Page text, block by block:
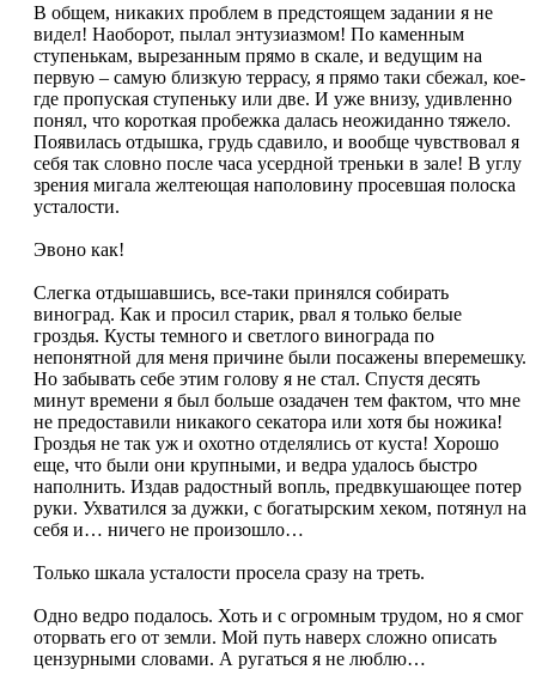
В общем, никаких проблем в предстоящем задании я не
видел! Наоборот, пылал энтузиазмом! По каменным
ступенькам, вырезанным прямо в скале, и ведущим на
первую – самую близкую террасу, я прямо таки сбежал, кое-
где пропуская ступеньку или две. И уже внизу, удивленно
понял, что короткая пробежка далась неожиданно тяжело.
Появилась отдышка, грудь сдавило, и вообще чувствовал я
себя так словно после часа усердной треньки в зале! В углу
зрения мигала желтеющая наполовину просевшая полоска
усталости.
Эвоно как!
Слегка отдышавшись, все-таки принялся собирать
виноград. Как и просил старик, рвал я только белые
гроздья. Кусты темного и светлого винограда по
непонятной для меня причине были посажены вперемешку.
Но забывать себе этим голову я не стал. Спустя десять
минут времени я был больше озадачен тем фактом, что мне
не предоставили никакого секатора или хотя бы ножика!
Гроздья не так уж и охотно отделялись от куста! Хорошо
еще, что были они крупными, и ведра удалось быстро
наполнить. Издав радостный вопль, предвкушающее потер
руки. Ухватился за дужки, с богатырским хеком, потянул на
себя и… ничего не произошло…
Только шкала усталости просела сразу на треть.
Одно ведро подалось. Хоть и с огромным трудом, но я смог
оторвать его от земли. Мой путь наверх сложно описать
цензурными словами. А ругаться я не люблю…